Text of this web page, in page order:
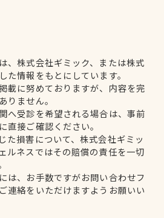
、株式会社ギミック、または株式
た情報をもとにしています。
載に努めておりますが、内容を完
りません。
へ受診を希望される場合は、事前
直接ご確認ください。
た損害について、株式会社ギミッ
ルネスではその賠償の責任を一切
は、お手数ですがお問い合わせフ
連絡をいただけますようお願いい